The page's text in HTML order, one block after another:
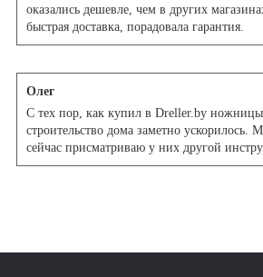
оказались дешевле, чем в других
быстрая доставка, порадовала гарантия.
Олег
С тех пор, как купил в Dreller.by ножницы
строительство дома заметно ускорилось.
сейчас присматриваю у них другой